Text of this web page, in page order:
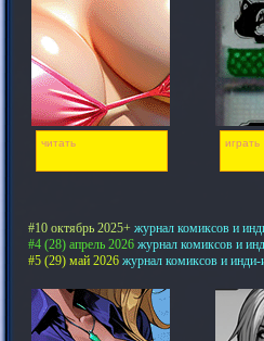
читать играть
#10 октябрь 2025+ журнал комиксов и
#4 (28) апрель 2026 журнал комиксов и
#5 (29) май 2026 журнал комиксов и инди-